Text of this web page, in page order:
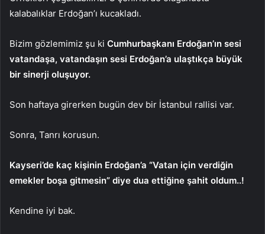
kalabalıklar Erdoğan’ı kucakladı.
Bizim gözlemimiz şu ki Cumhurbaşkanı Erdoğan’ın sesi
vatandaşa, vatandaşın sesi Erdoğan’a ulaştıkça büyük
bir sinerji oluşuyor.
Son haftaya girerken bugün dev bir İstanbul rallisi var.
Sonra, Tanrı korusun.
Kayseri’de kaç kişinin Erdoğan’a “Vatan için verdiğin
emekler boşa gitmesin” diye dua ettiğine şahit oldum..!
Kendine iyi bak.